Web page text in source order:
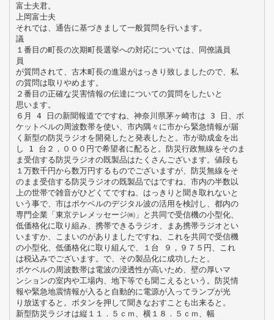
富士夫君。
上岡富士夫
それでは、通告に基づきまして一般質問を行います。
議
１番目の町長の次期町長選挙への対応については、同僚議員
員
が質問されて、古木町長の進退がはっきり致しましたので、私
の質問は取りやめます。
２番目の正確な災害情報の伝達についての質問をしたいと
思います。
６月 4 日の新聞報道でですね、神奈川県茅ヶ崎市は 3 日、ポ
ケットベルの周波数帯を使い、市内隅々に市から緊急情報が届
く新型の防災ラジオを開発したと発表したと。市が助成金を出
し 1 台２，０００円で希望者に配ると。防災行政無線をそのま
ま受信する防災ラジオの既製品はたくさんございます。値段も
１万数千円から数万円するものでございますが、防災無線をそ
のまま受信する防災ラジオの既製品ではですね、市内の半数以
上の世帯で雑音がひどくてですね、はっきりと聞き取れないと
いう事で、市はポケベルのデジタル波の活用を検討し、都内の
専門企業「東京テレメッセージ㈱」と共同で受信機の小型化、
低価格化に取り組み、携帯できるラジオ、まあ携帯ラジオとい
いますか、こまいのがありましたですね、これを共同で受信機
の小型化、低価格化に取り組んで、１台 ９，９７５円、これ
は税込みでございます。で、その製品化に成功したと。
ポケベルの周波数帯は電波の浸透性が高いため、壁の厚いマ
ンションの室内や工場内、地下等でも聞こえるという。防災情
報や緊急地震情報が入ると自動的に電源が入ってランプが光
り放送すると。ボタンを押して聞きなおすことも出来ると。
新型防災ラジオは縦１１．５ｃｍ、横１８．５ｃｍ、幅